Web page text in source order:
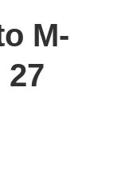
M-
27